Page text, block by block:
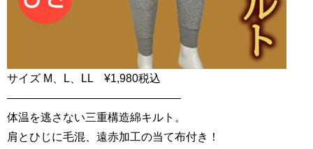
サイズ M、L、LL ¥1,980税込
———————————————–
体温を逃さない三重構造綿キルト。
肩とひじに毛混、遠赤加工の当て布付き！